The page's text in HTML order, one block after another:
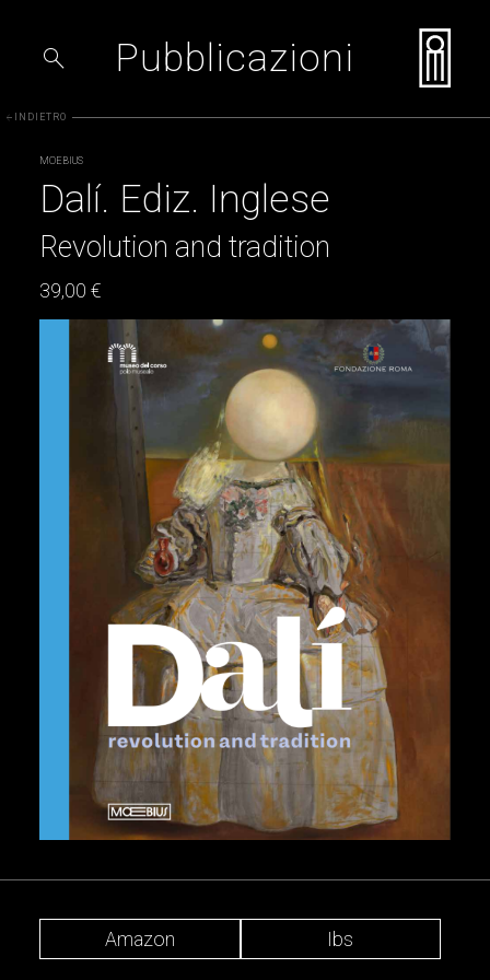
search Pubblicazioni
MOEBIUS
Dalí. Ediz. Inglese
Revolution and tradition
39,00 €
Amazon Ibs
arrow_back INDIETRO